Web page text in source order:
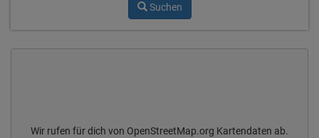
Suchen
Wir rufen für dich von OpenStreetMap.org Kartendaten ab.